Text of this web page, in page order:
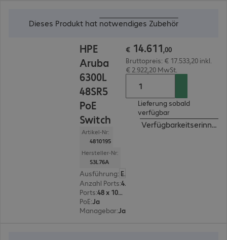
Dieses Produkt hat notwendiges Zubehör
HPE
Aruba
6300L
48SR5
PoE
Switch
Artikel-Nr:
4810195
Hersteller-Nr:
S3L76A
Ausführung: Europäisch
Anzahl Ports: 48
Ports:
48 x 100/1000/2,5G/5G RJ45
PoE:Ja
Managebar:Ja
€ 14.611,00
Bruttopreis: € 17.533,20 inkl.
€ 2.922,20 MwSt.
Lieferung sobald
verfügbar